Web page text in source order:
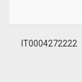
IT0004272222